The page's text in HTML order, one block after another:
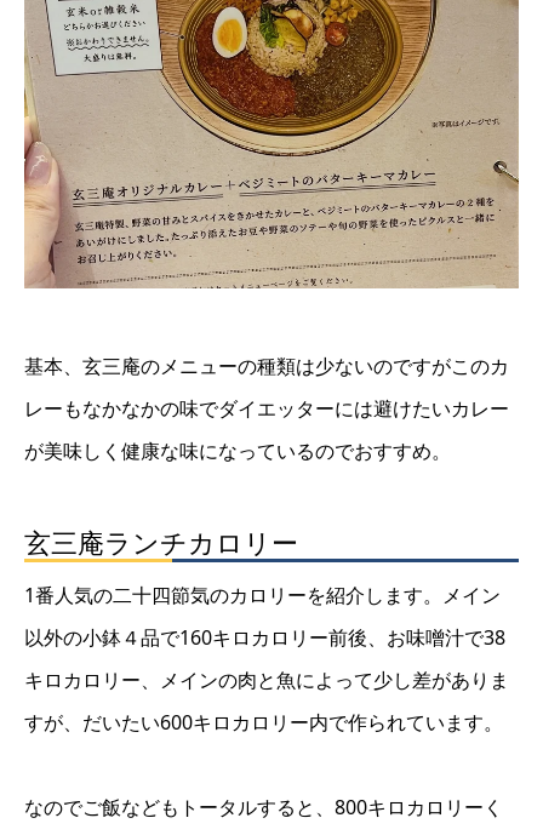
基本、玄三庵のメニューの種類は少ないのですがこのカ
レーもなかなかの味でダイエッターには避けたいカレー
が美味しく健康な味になっているのでおすすめ。
玄三庵ランチカロリー
1番人気の二十四節気のカロリーを紹介します。メイン
以外の小鉢４品で160キロカロリー前後、お味噌汁で38
キロカロリー、メインの肉と魚によって少し差がありま
すが、だいたい600キロカロリー内で作られています。
なのでご飯などもトータルすると、800キロカロリーく